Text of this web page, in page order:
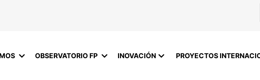
OBSERVATORIO FP INOVACIÓN PROYECTOS